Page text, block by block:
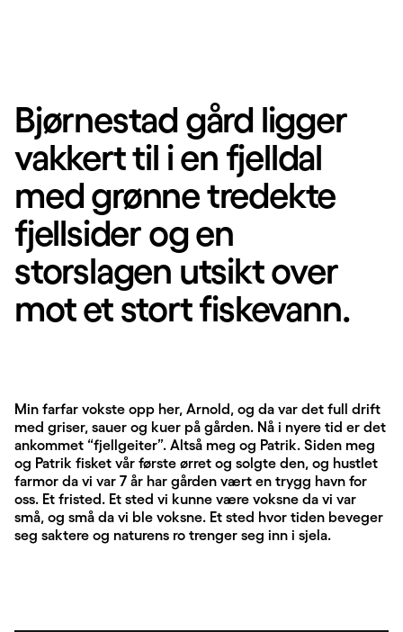
Bjørnestad gård ligger
vakkert til i en fjelldal
med grønne tredekte
fjellsider og en
storslagen utsikt over
mot et stort fiskevann.
Min farfar vokste opp her, Arnold, og da var det full drift
med griser, sauer og kuer på gården. Nå i nyere tid er det
ankommet “fjellgeiter”. Altså meg og Patrik. Siden meg
og Patrik fisket vår første ørret og solgte den, og hustlet
farmor da vi var 7 år har gården vært en trygg havn for
oss. Et fristed. Et sted vi kunne være voksne da vi var
små, og små da vi ble voksne. Et sted hvor tiden beveger
seg saktere og naturens ro trenger seg inn i sjela.